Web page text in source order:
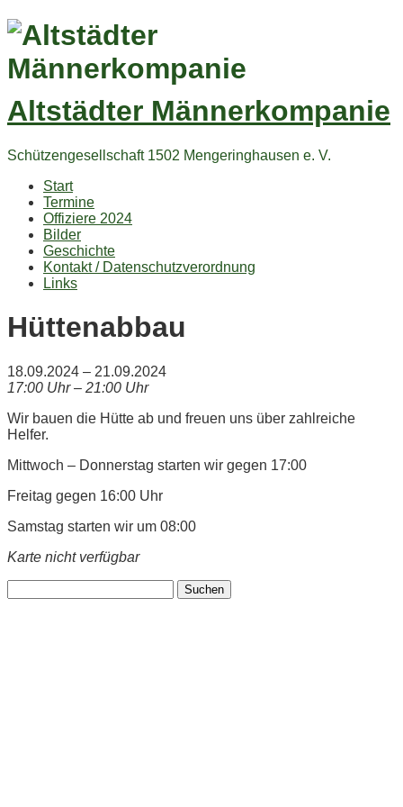
Altstädter Männerkompanie
Schützengesellschaft 1502 Mengeringhausen e. V.
Start
Termine
Offiziere 2024
Bilder
Geschichte
Kontakt / Datenschutzverordnung
Links
Hüttenabbau
18.09.2024 – 21.09.2024
17:00 Uhr – 21:00 Uhr
Wir bauen die Hütte ab und freuen uns über zahlreiche
Helfer.
Mittwoch – Donnerstag starten wir gegen 17:00
Freitag gegen 16:00 Uhr
Samstag starten wir um 08:00
Karte nicht verfügbar
nach: